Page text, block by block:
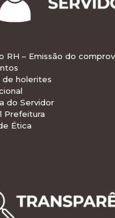
RH – Emissão do
de holerites
do Servidor
Prefeitura
Ética